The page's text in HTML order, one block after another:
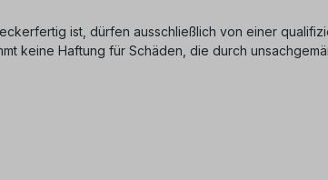
ist, dürfen ausschließlich von einer
keine Haftung für Schäden, die durch